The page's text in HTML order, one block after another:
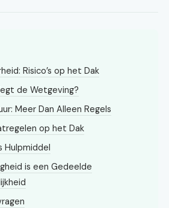
Risico’s op het Dak
de Wetgeving?
Meer Dan Alleen Regels
op het Dak
Hulpmiddel
is een Gedeelde